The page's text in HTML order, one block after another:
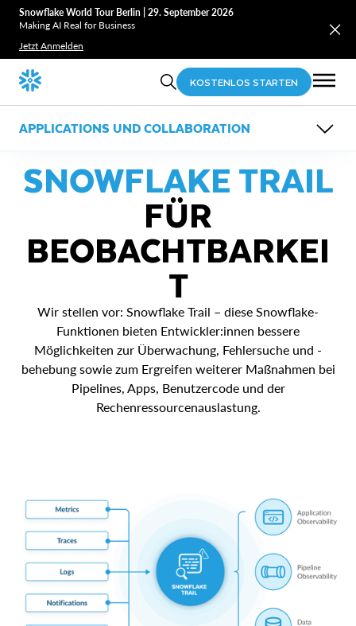
Snowflake World Tour Berlin | 29. September 2026
Making AI Real for Business
Jetzt Anmelden
KOSTENLOS STARTEN
APPLICATIONS UND COLLABORATION
FUNKTIONEN
Snowflake Marketplace
ANWENDUNGSFÄLLE
Data Sharing ohne ETL
RESSOURCEN
SNOWFLAKE TRAIL
FÜR
BEOBACHTBARKEI
T
Wir stellen vor: Snowflake Trail – diese Snowflake-
Funktionen bieten Entwickler:innen bessere
Möglichkeiten zur Überwachung, Fehlersuche und -
behebung sowie zum Ergreifen weiterer Maßnahmen bei
Pipelines, Apps, Benutzercode und der
Rechenressourcenauslastung.